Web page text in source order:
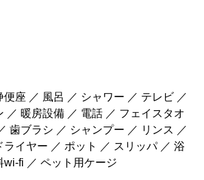
座 ／ 風呂 ／ シャワー ／ テレビ ／
／ 暖房設備 ／ 電話 ／ フェイスタオ
歯ブラシ ／ シャンプー ／ リンス ／
イヤー ／ ポット ／ スリッパ ／ 浴
wi-fi ／ ペット用ケージ